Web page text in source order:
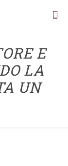
E
LA
UN